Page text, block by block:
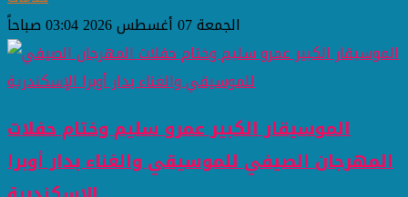
الجمعة 07 أغسطس 2026 03:04 صباحاً
الموسيقار الكبير عمرو سليم وختام حفلات
المهرجان الصيفي للموسيقي والغناء بدار أوبرا